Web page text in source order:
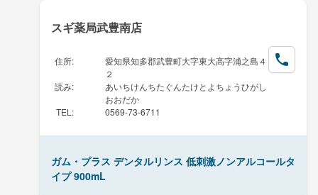
スギ薬局武豊南店
住所:
愛知県知多郡武豊町大字東大高字浦之島４
２
読み:
あいちけんちたぐんたけとよちょうひがし
おおだか
TEL : 0569-73-6711
ガム・プラス デンタルリンス 低刺激ノンアルコールタ
イプ 900mL